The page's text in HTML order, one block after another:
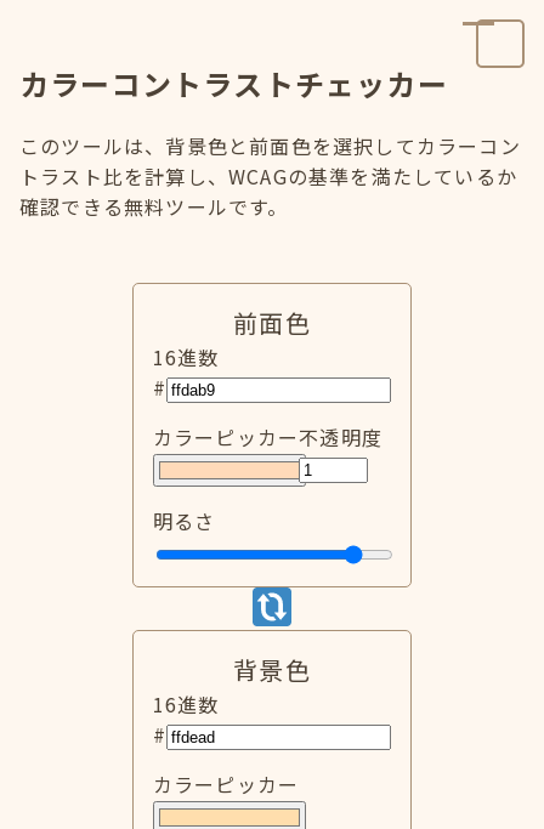
カラーコントラストチェッカー
このツールは、背景色と前面色を選択してカラーコン
トラスト比を計算し、WCAGの基準を満たしているか
確認できる無料ツールです。
前面色
16進数
#
カラーピッカー不透明度
明るさ
背景色
16進数
#
カラーピッカー